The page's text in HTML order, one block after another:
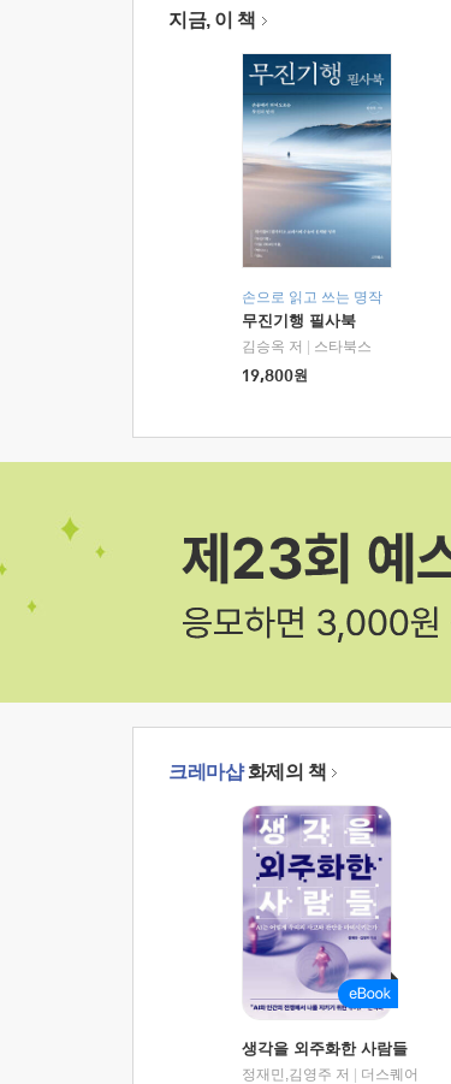
지금, 이 책
손으로 읽고 쓰는 명작
무진기행 필사북
김승옥 저
스타북스
19,800원
크레마샵화제의 책
생각을 외주화한 사람들
정재민,김영주 저
더스퀘어